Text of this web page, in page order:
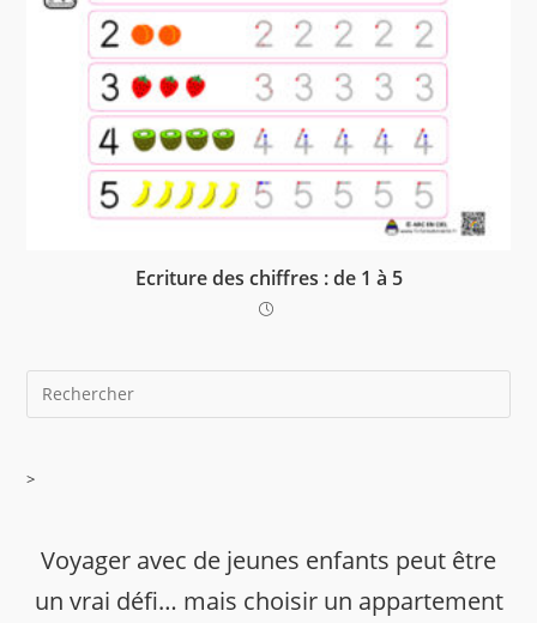
Ecriture des chiffres : de 1 à 5
>
Voyager avec de jeunes enfants peut être
un vrai défi… mais choisir un appartement